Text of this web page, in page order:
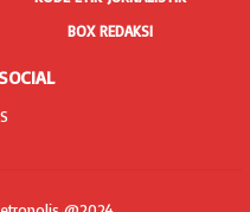
BOX REDAKSI